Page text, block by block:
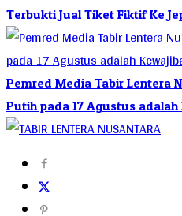
Terbukti Jual Tiket Fiktif Ke
Pemred Media Tabir Lentera
Putih pada 17 Agustus